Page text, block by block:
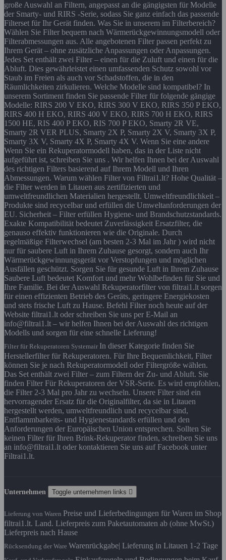
große Auswahl an Filtern, angepasst an die gängigsten für Modelle
der Smarty- und RIRS -Serie, sodass Sie ganz einfach das passende
Filterset für Ihr Gerät finden. Was Sie in unserem im Filterbereich?
Wählen Sie Filter bequem nach Wärmerückgewinnungsmodell oder
Filterabmessungen aus. Alle angebotenen Filter passen perfekt zu
Ihrem Gerät – ohne zusätzliche Anpassungen oder Anpassungen.
Jedes Set enthält zwei Filter – einen für die Zuluft und einen für die
Abluft. Dies gewährleistet einen umfassenden Schutz sowohl vor
Staub im Freien als auch vor Schadstoffen, die in den
Räumlichkeiten zirkulieren. Welche Modelle sind kompatibel? In
unserem Sortiment finden Sie passende Filter für folgende gängige
Modelle: RIRS 200 V EKO, RIRS 300 V EKO, RIRS 350 P EKO,
RIRS 400 H EKO, RIRS 400 V EKO, RIRS 700 H EKO, RIRS
1500 HE, RIS 400 P EKO, RIS 700 P EKO, Smarty 2R VE,
Smarty 2R VER PLUS, Smarty 2X P, Smarty 2X V, Smarty 3X P,
Smarty 3X V, Smarty 4X P, Smarty 4X V. Wenn Sie eine andere
Wenn Sie ein Rekuperatormodell haben, das in der Liste nicht
aufgeführt ist, schreiben Sie uns . Wir helfen Ihnen bei der Auswahl
des richtigen Filters basierend auf Ihrem Modell und Ihren
Abmessungen. Warum wählen Filter von Filtrai1.lt? Hohe Qualität –
die Filter werden in Litauen aus zertifizierten und
umweltfreundlichen Materialien hergestellt. Umweltfreundlichkeit –
Produkte sind recycelbar und erfüllen die Umweltanforderungen der
EU. Sicherheit – Filter erfüllen Hygiene- und Brandschutzstandards.
Exakte Kompatibilität bedeutet Zuverlässigkeit Ersatzfilter, die
genauso effektiv funktionieren wie die Originale. Durch
regelmäßige Filterwechsel (am besten 2-3 Mal im Jahr ) wird nicht
nur für saubere Luft in Ihrem Zuhause gesorgt, sondern auch Ihr
Wärmerückgewinnungsgerät vor Verstopfungen und möglichen
Ausfällen geschützt. Sorgen Sie für gesunde Luft in Ihrem Zuhause
Saubere Luft bedeutet Komfort und mehr Wohlbefinden für Sie und
Ihre Familie. Bei der Auswahl Rekuperatorfilter von filtrai1.lt sorgen
für einen effizienten Betrieb des Geräts, geringere Energiekosten
und stets frische Luft zu Hause. Befehl Filter noch heute auf der
Website filtrai1.lt oder schreiben Sie uns per E-Mail an
info@filtrai1.lt – wir helfen Ihnen bei der Auswahl des richtigen
Modells und sorgen für eine schnelle Lieferung!
Filter für Rekuperatoren Systemair In dieser Kategorie finden Sie
Herstellerfilter für Rekuperatoren. Für Ihre Bequemlichkeit, Filter
können Sie je nach Rekuperatormodell oder Filtergröße wählen.
Das Set enthält zwei Filter – zum Filtern der Zu- und Abluft. Sie
finden Filter Für Rekuperatoren der VSR-Serie. Es wird empfohlen,
die Filter 2-3 Mal pro Jahr zu wechseln. Unsere Filter sind ein
hervorragender Ersatz für die Originalfilter, da sie in Litauen
hergestellt werden, umweltfreundlich und recycelbar sind,
Entflammbarkeits- und Hygienestandards erfüllen und den
Anforderungen der Europäischen Union entsprechen. Sollten Sie
keinen Filter für Ihren Brink-Rekuperator finden, schreiben Sie uns
an info@filtrai1.lt oder kontaktieren Sie uns auf Facebook unter
Filtrai1.lt.
Unternehmen Toggle unternehmen links 
Lieferung von Waren Preise und Lieferbedingungen für Waren im Shop
filtrai1.lt. Land. Lieferpreis zum Paketautomaten ab (ohne MwSt.)
Lieferpreis nach Hause
Rücksendung der Ware Warenrückgabe| Lieferung in Litauen 1-2 Tage